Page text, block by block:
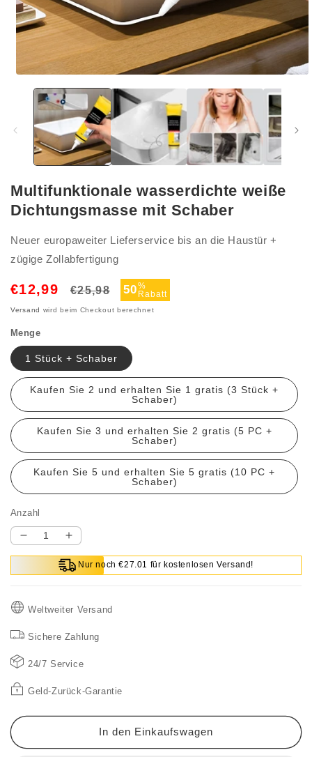
Modal
öffnen
Multifunktionale wasserdichte weiße
Dichtungsmasse mit Schaber
Neuer europaweiter Lieferservice bis an die Haustür +
zügige Zollabfertigung
€12,99
Normaler
€25,98 Verkaufspreis
50%
Rabatt
Versand wird beim Checkout berechnet
Menge
1 Stück + Schaber
Kaufen Sie 2 und erhalten Sie 1 gratis (3 Stück +
Schaber)
Kaufen Sie 3 und erhalten Sie 2 gratis (5 PC +
Schaber)
Kaufen Sie 5 und erhalten Sie 5 gratis (10 PC +
Schaber)
Anzahl
Verringere
die
Menge
Multifunktionale
wasserdichte
weiße
Dichtungsmasse
mit
Erhöhe
die
Menge
wasserdichte
Dichtungsmasse
mit
Nur noch €27.01 für kostenlosen Versand!
Weltweiter Versand
Sichere Zahlung
24/7 Service
Geld-Zurück-Garantie
In den Einkaufswagen